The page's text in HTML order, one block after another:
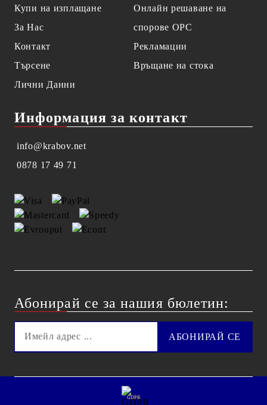
Купи на изплащане
За Нас
Контакт
Търсене
Лични Данни
Онлайн решаване на
спорове OPC
Рекламации
Връщане на стока
Информация за контакт
info@krabov.net
0878 17 49 71
Абонирай се за нашия бюлетин:
GDPR